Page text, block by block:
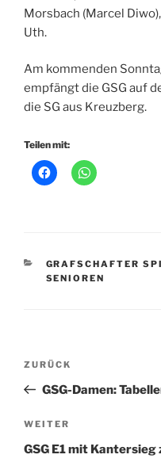
Morsbach (Marcel
Uth.
Am kommenden
empfängt die GSG auf
die SG aus Kreuzberg.
Teilen mit:
KATEGORIEN
GRAFSCHAFTER
SENIOREN
Beitragsnavigation
Vorheriger
Beitrag
ZURÜCK
GSG-Damen:
Nächster
Beitrag
WEITER
GSG E1 mit